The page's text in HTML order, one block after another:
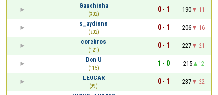
Gauchinha
(302)
0 - 1 190
-11
s_aydinnn
(202)
0 - 1 206
-16
corebros
(121)
0 - 1 227
-21
Don U
(115)
1 - 0 215
12
LEOCAR
(99)
0 - 1 237
-22